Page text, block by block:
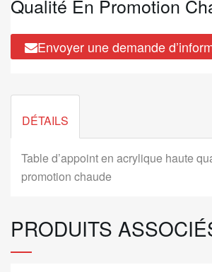
Qualité En Promotion
Envoyer une demande
DÉTAILS
Table d’appoint en acrylique haute
promotion chaude
PRODUITS